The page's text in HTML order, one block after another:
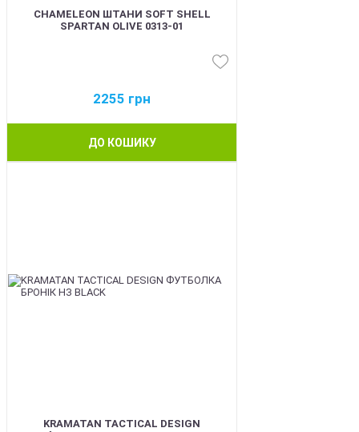
CHAMELEON ШТАНИ SOFT SHELL
SPARTAN OLIVE 0313-01
2255 грн
ДО КОШИКУ
KRAMATAN TACTICAL DESIGN